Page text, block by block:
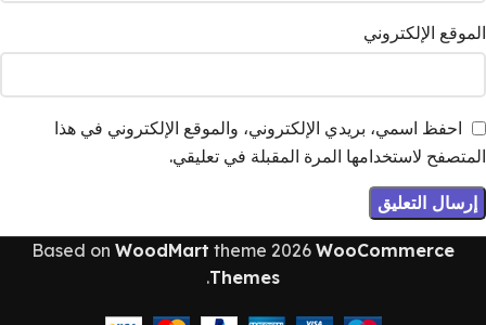
الموقع الإلكتروني
احفظ اسمي، بريدي الإلكتروني، والموقع الإلكتروني في هذا
المتصفح لاستخدامها المرة المقبلة في تعليقي.
Based on WoodMart theme 2026 WooCommerce
Themes
.